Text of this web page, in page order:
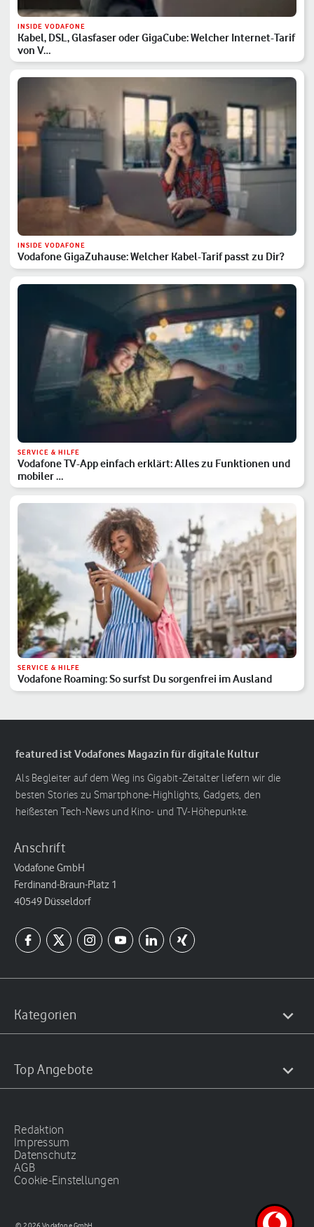
INSIDE VODAFONE
Kabel, DSL, Glasfaser oder GigaCube: Welcher Internet-Tarif
von V…
INSIDE VODAFONE
Vodafone GigaZuhause: Welcher Kabel-Tarif passt zu Dir?
SERVICE & HILFE
Vodafone TV-App einfach erklärt: Alles zu Funktionen und
mobiler …
SERVICE & HILFE
Vodafone Roaming: So surfst Du sorgenfrei im Ausland
featured ist Vodafones Magazin für digitale Kultur
Als Begleiter auf dem Weg ins Gigabit-Zeitalter liefern wir die
besten Stories zu Smartphone-Highlights, Gadgets, den
heißesten Tech-News und Kino- und TV-Höhepunkte.
Anschrift
Vodafone GmbH
Ferdinand-Braun-Platz 1
40549 Düsseldorf
Kategorien
Top Angebote
Redaktion
Impressum
Datenschutz
AGB
Cookie-Einstellungen